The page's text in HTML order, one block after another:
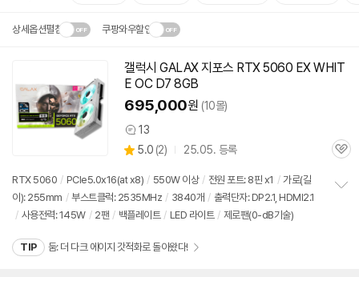
상세옵션펼침 쿠팡와우할인
배송·설치비가 달라집니다.닫
기
갤럭시 GALAX 지포스 RTX 5060 EX WHIT
E OC D7 8GB
695,000원 (10몰)
상
품
견
13
별
점
5.0 (상
리
뷰
2) 25.05. 등록
관
RTX 5060 / PCIe5.0x16(at x8) / 550W 이상 / 전원 포트: 8핀 x1 / 가로(길
이): 255mm / 부스트클럭: 2535MHz / 3840개 / 출력단자: DP2.1, HDMI2.1
/ 사용전력: 145W / 2팬 / 백플레이트 / LED 라이트 / 제로팬(0-dB기술)
TIP 둠: 더 다크 에이지 갓적화로 돌아왔다!